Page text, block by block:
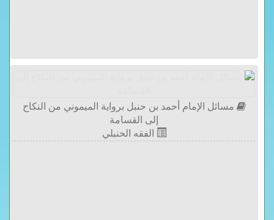
مسائل الإمام أحمد بن حنبل برواية الميموني من النكاح
إلى القسامة
الفقه الحنبلي